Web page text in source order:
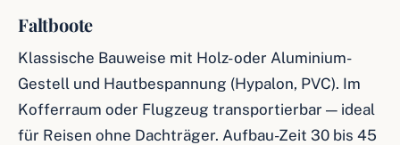
Faltboote
Klassische Bauweise mit Holz- oder Aluminium-
Gestell und Hautbespannung (Hypalon, PVC). Im
Kofferraum oder Flugzeug transportierbar — ideal
für Reisen ohne Dachträger. Aufbau-Zeit 30 bis 45